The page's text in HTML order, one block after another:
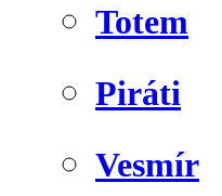
Totem
Piráti
Vesmír